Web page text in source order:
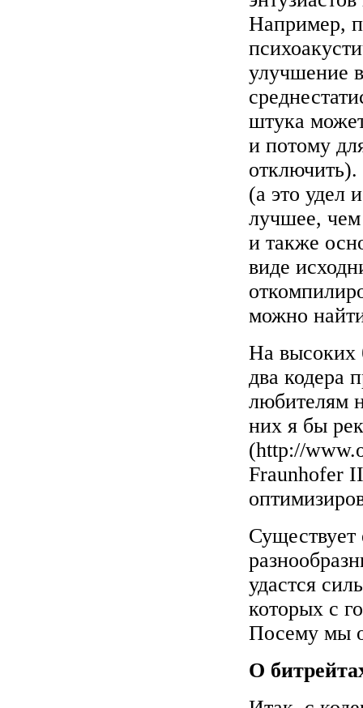
Например,
улучшение
штука
и потому
отключить).
(а это удел
лучшее,
и также
виде
можно
На высоких
два кодера
любителям
них я бы
(http://
Fraunhofer
удастся
которых с
Посему мы
О